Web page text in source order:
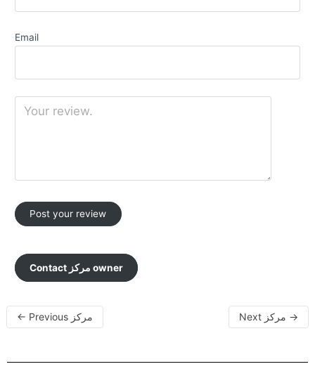
Email
Contact مركز owner
← Previous مركز →